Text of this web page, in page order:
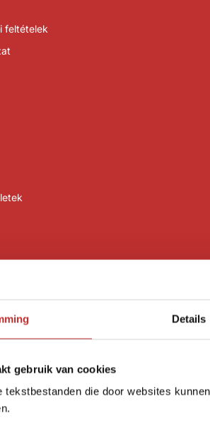
Details
gebruik van cookies
tekstbestanden die door websites
feltételek